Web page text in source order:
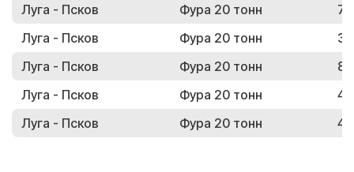
Луга - Псков Фура 20 тонн
Луга - Псков
Фура 20 тонн
Луга - Псков
Фура 20 тонн
Луга - Псков
Фура 20 тонн
Луга - Псков
Фура 20 тонн